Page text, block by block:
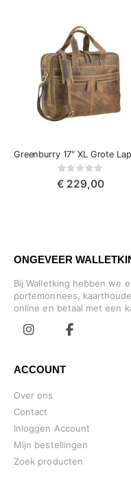
Rating:
€ 229,00
ONGEVEER
Bij Walletking hebben we
portemonnees,
online en betaal met een
ACCOUNT
Over ons
Contact
Inloggen Account
Mijn bestellingen
Zoek producten